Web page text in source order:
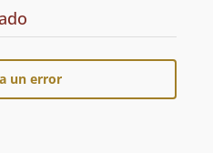
un error